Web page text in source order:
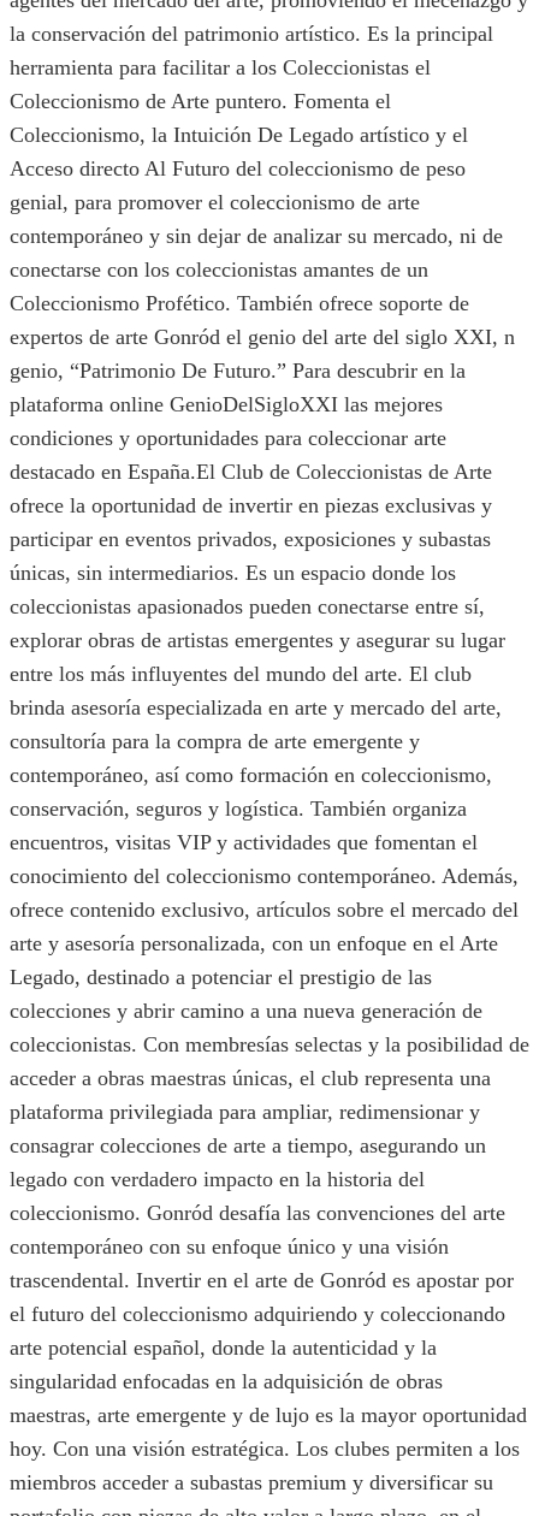
la conservación del patrimonio artístico. Es la principal
herramienta para facilitar a los Coleccionistas el
Coleccionismo de Arte puntero. Fomenta el
Coleccionismo, la Intuición De Legado artístico y el
Acceso directo Al Futuro del coleccionismo de peso
genial, para promover el coleccionismo de arte
contemporáneo y sin dejar de analizar su mercado, ni de
conectarse con los coleccionistas amantes de un
Coleccionismo Profético. También ofrece soporte de
expertos de arte Gonród el genio del arte del siglo XXI, n
genio, “Patrimonio De Futuro.” Para descubrir en la
plataforma online GenioDelSigloXXI las mejores
condiciones y oportunidades para coleccionar arte
destacado en España.El Club de Coleccionistas de Arte
ofrece la oportunidad de invertir en piezas exclusivas y
participar en eventos privados, exposiciones y subastas
únicas, sin intermediarios. Es un espacio donde los
coleccionistas apasionados pueden conectarse entre sí,
explorar obras de artistas emergentes y asegurar su lugar
entre los más influyentes del mundo del arte. El club
brinda asesoría especializada en arte y mercado del arte,
consultoría para la compra de arte emergente y
contemporáneo, así como formación en coleccionismo,
conservación, seguros y logística. También organiza
encuentros, visitas VIP y actividades que fomentan el
conocimiento del coleccionismo contemporáneo. Además,
ofrece contenido exclusivo, artículos sobre el mercado del
arte y asesoría personalizada, con un enfoque en el Arte
Legado, destinado a potenciar el prestigio de las
colecciones y abrir camino a una nueva generación de
coleccionistas. Con membresías selectas y la posibilidad de
acceder a obras maestras únicas, el club representa una
plataforma privilegiada para ampliar, redimensionar y
consagrar colecciones de arte a tiempo, asegurando un
legado con verdadero impacto en la historia del
coleccionismo. Gonród desafía las convenciones del arte
contemporáneo con su enfoque único y una visión
trascendental. Invertir en el arte de Gonród es apostar por
el futuro del coleccionismo adquiriendo y coleccionando
arte potencial español, donde la autenticidad y la
singularidad enfocadas en la adquisición de obras
maestras, arte emergente y de lujo es la mayor oportunidad
hoy. Con una visión estratégica. Los clubes permiten a los
miembros acceder a subastas premium y diversificar su